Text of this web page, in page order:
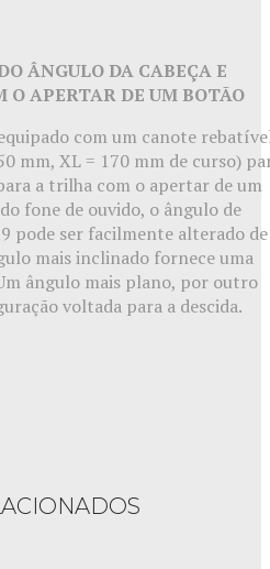
ÂNGULO DA CABEÇA E
APERTAR DE UM BOTÃO
com um canote
mm, XL = 170 mm de curso)
a trilha com o apertar de um
fone de ouvido, o ângulo de
pode ser facilmente alterado de
mais inclinado fornece uma
ângulo mais plano, por outro
voltada para a descida.